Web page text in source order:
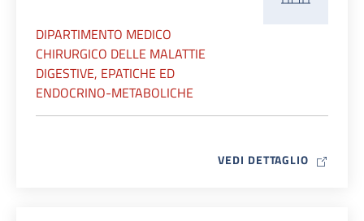
DIPARTIMENTO MEDICO
CHIRURGICO DELLE MALATTIE
DIGESTIVE, EPATICHE ED
ENDOCRINO-METABOLICHE
VEDI DETTAGLIO MAP ICON